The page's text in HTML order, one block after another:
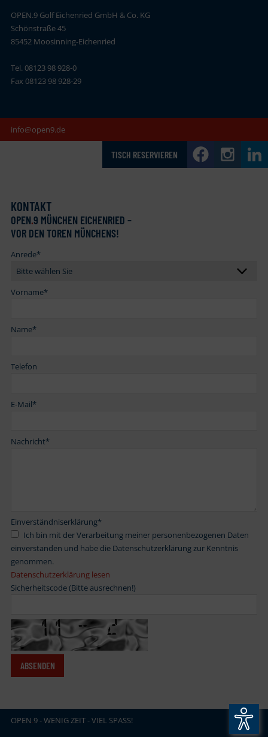
OPEN.9 Golf Eichenried GmbH & Co. KG
Schönstraße 45
85452 Moosinning-Eichenried
Tel. 08123 98 928-0
Fax 08123 98 928-29
info@open9.de
TISCH RESERVIEREN
KONTAKT
OPEN.9 MÜNCHEN EICHENRIED –
VOR DEN TOREN MÜNCHENS!
Anrede*
Vorname*
Name*
Telefon
E-Mail*
Nachricht*
Einverständniserklärung*
einverstanden und habe die Datenschutzerklärung zur Kenntnis
genommen.
Datenschutzerklärung lesen
Sicherheitscode (Bitte ausrechnen!)
OPEN.9 - WENIG ZEIT - VIEL SPASS!